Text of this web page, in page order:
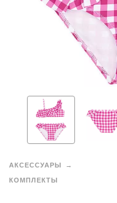
АКСЕССУАРЫ
КОМПЛЕКТЫ